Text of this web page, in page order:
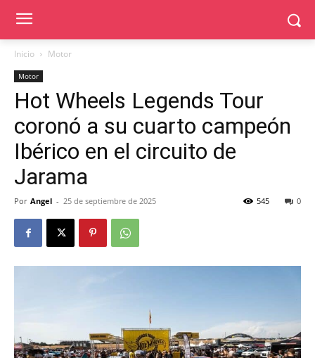
Inicio Motor
Motor
Hot Wheels Legends Tour
coronó a su cuarto campeón
Ibérico en el circuito de
Jarama
Por Angel - 25 de septiembre de 2025 0
545